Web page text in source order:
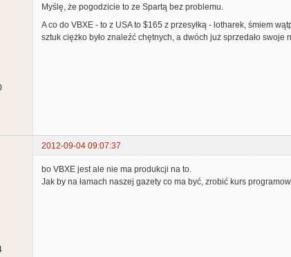
Myślę, że pogodzicie to ze Spartą bez problemu.
A co do VBXE - to z USA to $165 z przesyłką - lotharek, śmiem
sztuk ciężko było znaleźć chętnych, a dwóch już sprzedało
2012-09-04 09:07:37
bo VBXE jest ale nie ma produkcji na to.
Jak by na łamach naszej gazety co ma być, zrobić kurs